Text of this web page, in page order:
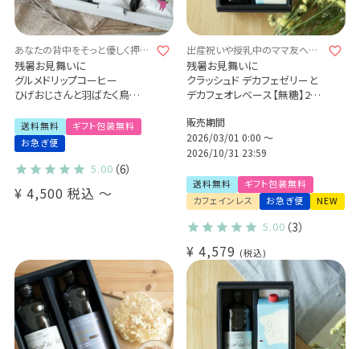
あなたの背中をそっと優しく押し
てくれる1杯となりますように
残暑お見舞いに
グルメドリップコーヒー
ひげおじさんと羽ばたく鳥
/ 2種27袋）
Qグレーダー厳選 スペシャルテ
ィコーヒー豆使用
送料無料
ギフト包装無料
お急ぎ便
5.00 （6）
¥ 4,500 税込 〜
出産祝いや授乳中のママ友への
プレゼントに
残暑お見舞いに
クラッシュド デカフェゼリーと
デカフェオレベース【無糖】2本
カフェインレス プレゼント 送料
無料(l)
販売期間
2026/03/01 0:00〜
2026/10/31 23:59
送料無料
ギフト包装無料
カフェインレス
お急ぎ便 NEW
5.00 （3）
¥ 4,579 税込